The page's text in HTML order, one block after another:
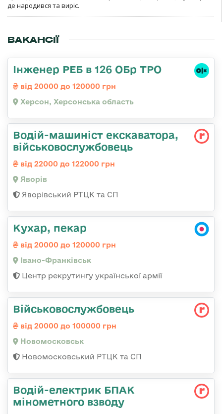
де народився та виріс.
ВАКАНСІЇ
Інженер РЕБ в 126 ОБр ТРО
від 20000 до 120000 грн
Херсон, Херсонська область
Водій-машиніст екскаватора,
військовослужбовець
від 22000 до 122000 грн
Яворів
Яворівський РТЦК та СП
Кухар, пекар
від 20000 до 120000 грн
Івано-Франківськ
Центр рекрутингу української армії
Військовослужбовець
від 20000 до 100000 грн
Новомосковськ
Новомосковський РТЦК та СП
Водій-електрик БПАК
мінометного взводу